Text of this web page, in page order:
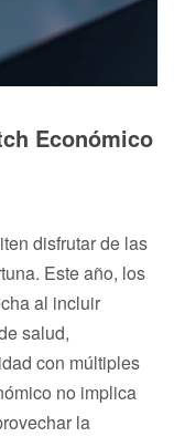
Económico
disfrutar de las
Este año, los
al incluir
salud,
con múltiples
no implica
la